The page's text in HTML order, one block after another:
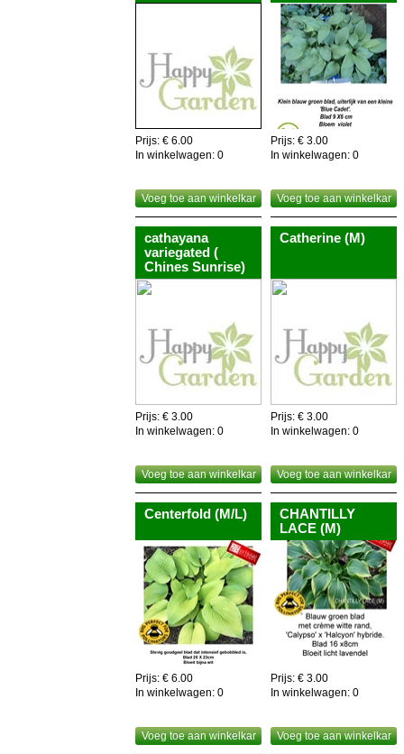
Prijs: € 6.00
In winkelwagen: 0
Voeg toe aan winkelkar
Prijs: € 3.00
In winkelwagen: 0
Voeg toe aan winkelkar
cathayana
variegated (
Chines Sunrise)
Prijs: € 3.00
In winkelwagen: 0
Voeg toe aan winkelkar
Catherine (M)
Prijs: € 3.00
In winkelwagen: 0
Voeg toe aan winkelkar
Centerfold (M/L)
Prijs: € 6.00
In winkelwagen: 0
Voeg toe aan winkelkar
CHANTILLY
LACE (M)
Prijs: € 3.00
In winkelwagen: 0
Voeg toe aan winkelkar